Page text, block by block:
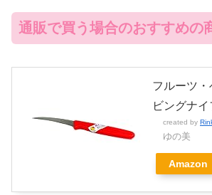
通販で買う場合のおすすめの
フルーツ
ビングナイ
created by
ゆの美
Amazon